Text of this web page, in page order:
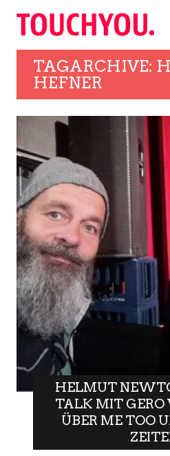
TAGARCHIVE:
HEFNER
HELMUT
TALK MIT GERO
ÜBER ME TOO